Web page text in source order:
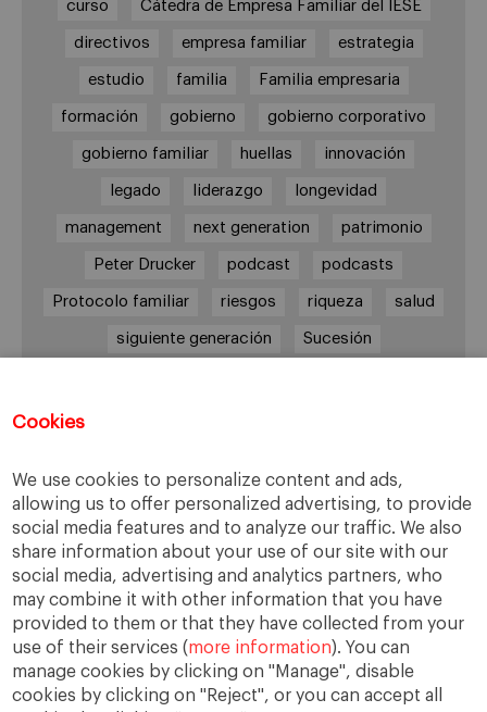
Cookies
We use cookies to personalize content and ads,
allowing us to offer personalized advertising, to provide
social media features and to analyze our traffic. We also
share information about your use of our site with our
social media, advertising and analytics partners, who
may combine it with other information that you have
provided to them or that they have collected from your
use of their services (more information). You can
manage cookies by clicking on "Manage", disable
cookies by clicking on "Reject", or you can accept all
curso Cátedra de Empresa Familiar del IESE
directivos empresa familiar estrategia
estudio familia Familia empresaria
formación gobierno gobierno corporativo
gobierno familiar huellas innovación
legado liderazgo longevidad
management next generation patrimonio
Peter Drucker podcast podcasts
Protocolo familiar riesgos riqueza salud
siguiente generación Sucesión
Enlaces
Cátedra de Empresa Familiar
IESE Insight